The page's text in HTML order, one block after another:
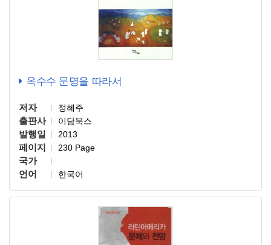
옥수수 문명을 따라서
저자 정혜주
출판사 이담북스
발행일 2013
페이지 230 Page
국가
언어
한국어